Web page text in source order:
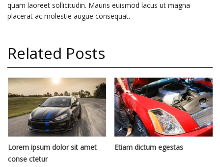
quam laoreet sollicitudin. Mauris euismod lacus ut magna
placerat ac molestie augue consequat.
Related Posts
Lorem ipsum dolor sit amet
conse ctetur
Etiam dictum egestas